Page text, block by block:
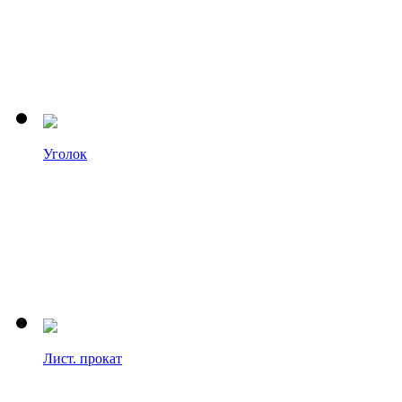
Уголок
Лист. прокат